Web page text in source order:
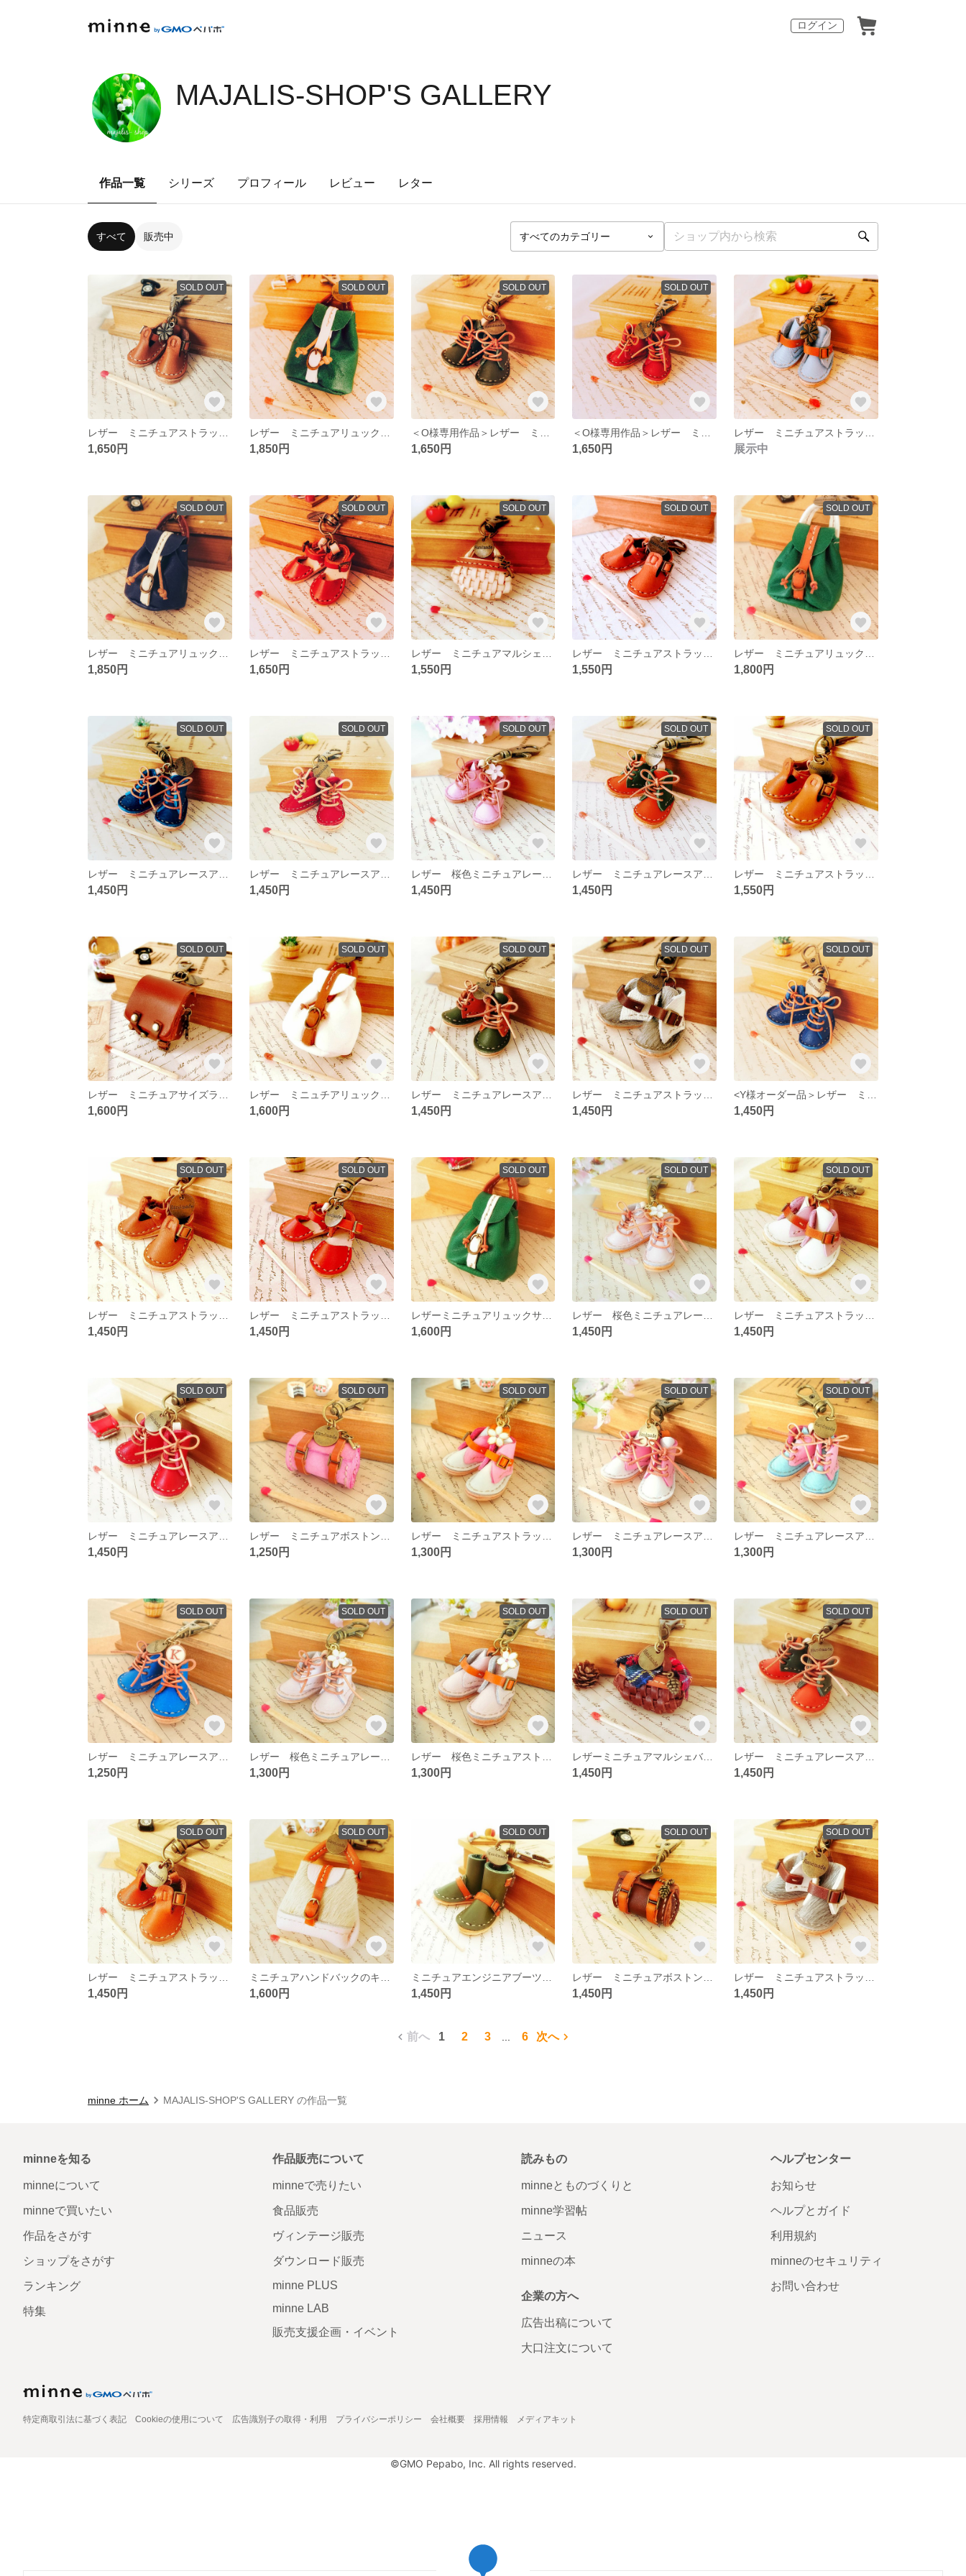
ログイン
MAJALIS-SHOP'S GALLERY
作品一覧 シリーズ プロフィール レビュー レター
すべて 販売中
SOLD OUT
1,650円
SOLD OUT
1,850円
SOLD OUT
1,650円
SOLD OUT
1,650円 展示中
SOLD OUT
1,850円
SOLD OUT
1,650円
SOLD OUT
1,550円
SOLD OUT
1,550円
SOLD OUT
1,800円
SOLD OUT
1,450円
SOLD OUT
1,450円
SOLD OUT
1,450円
SOLD OUT
1,450円
SOLD OUT
1,550円
SOLD OUT
1,600円
SOLD OUT
1,600円
SOLD OUT
1,450円
SOLD OUT
1,450円
SOLD OUT
1,450円
SOLD OUT
1,450円
SOLD OUT
1,450円
SOLD OUT
レザーミニチュアリュックサックのキーホルダー☆
1,600円
SOLD OUT
1,450円
SOLD OUT
1,450円
SOLD OUT
1,450円
SOLD OUT
1,250円
SOLD OUT
1,300円
SOLD OUT
1,300円
SOLD OUT
1,300円
SOLD OUT
1,250円
SOLD OUT
1,300円
SOLD OUT
1,300円
SOLD OUT
レザーミニチュアマルシェバックのキーホルダー☆
1,450円
SOLD OUT
1,450円
SOLD OUT
1,450円
SOLD OUT
1,600円
SOLD OUT
1,450円
SOLD OUT
1,450円
SOLD OUT
1,450円
前へ 1 2 3 6 次へ
minne ホーム MAJALIS-SHOP'S GALLERY の作品一覧
minneを知る
minneについて
minneで買いたい
作品をさがす
ショップをさがす
ランキング
特集
作品販売について
minneで売りたい
食品販売
ヴィンテージ販売
ダウンロード販売
minne PLUS
minne LAB
販売支援企画・イベント
読みもの
minneとものづくりと
minne学習帖
ニュース
minneの本
企業の方へ
広告出稿について
大口注文について
ヘルプセンター
お知らせ
ヘルプとガイド
利用規約
minneのセキュリティ
お問い合わせ
特定商取引法に基づく表記 Cookieの使用について 広告識別子の取得・利用 プライバシーポリシー 会社概要 採用情報 メディアキット
©GMO Pepabo, Inc. All rights reserved.